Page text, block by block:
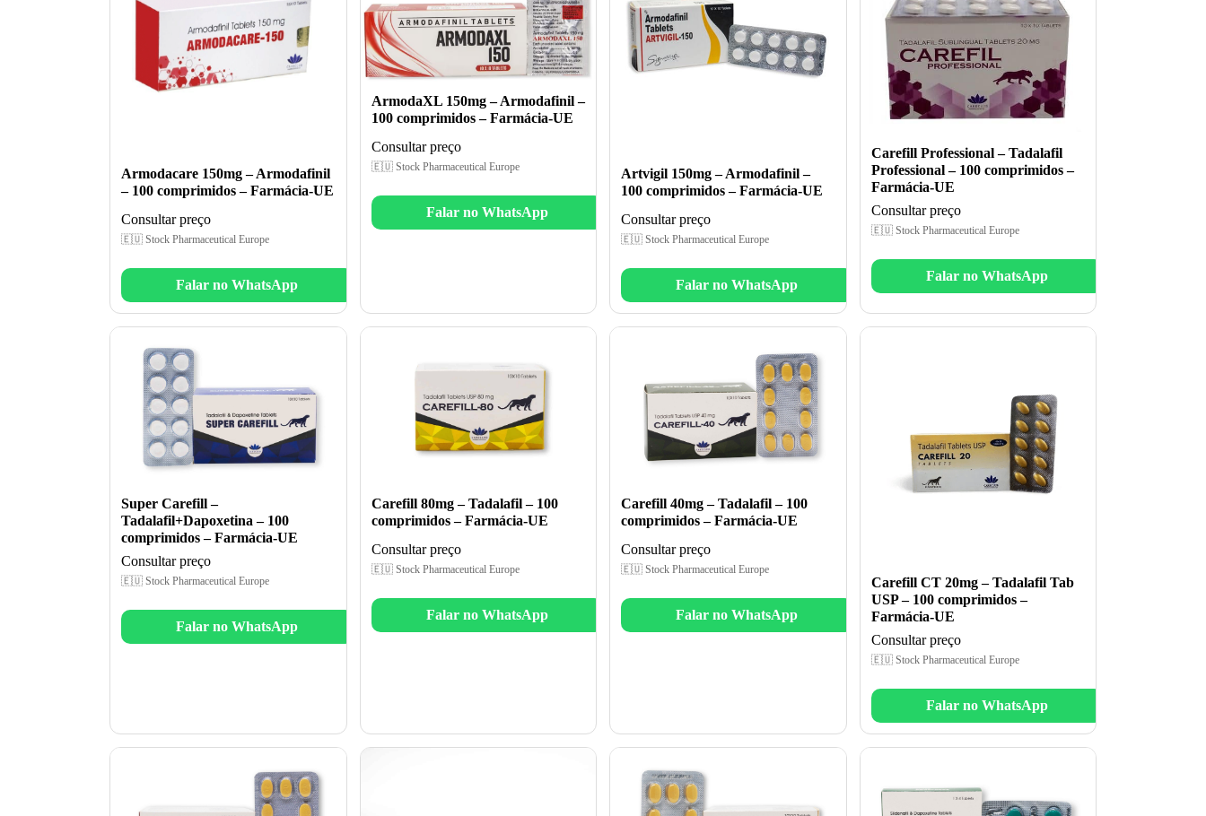
Armodacare 150mg – Armodafinil
– 100 comprimidos – Farmácia-UE
Consultar preço
🇪🇺 Stock Pharmaceutical Europe
Falar no WhatsApp
ArmodaXL 150mg – Armodafinil –
100 comprimidos – Farmácia-UE
Consultar preço
🇪🇺 Stock Pharmaceutical Europe
Falar no WhatsApp
Artvigil 150mg – Armodafinil –
100 comprimidos – Farmácia-UE
Consultar preço
🇪🇺 Stock Pharmaceutical Europe
Falar no WhatsApp
Carefill Professional – Tadalafil
Professional – 100 comprimidos –
Farmácia-UE
Consultar preço
🇪🇺 Stock Pharmaceutical Europe
Falar no WhatsApp
Super Carefill –
Tadalafil+Dapoxetina – 100
comprimidos – Farmácia-UE
Consultar preço
🇪🇺 Stock Pharmaceutical Europe
Falar no WhatsApp
Carefill 80mg – Tadalafil – 100
comprimidos – Farmácia-UE
Consultar preço
🇪🇺 Stock Pharmaceutical Europe
Falar no WhatsApp
Carefill 40mg – Tadalafil – 100
comprimidos – Farmácia-UE
Consultar preço
🇪🇺 Stock Pharmaceutical Europe
Falar no WhatsApp
Carefill CT 20mg – Tadalafil Tab
USP – 100 comprimidos –
Farmácia-UE
Consultar preço
🇪🇺 Stock Pharmaceutical Europe
Falar no WhatsApp